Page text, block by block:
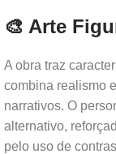
🎨 Arte
A obra traz
combina realismo
narrativos. O
alternativo,
pelo uso de